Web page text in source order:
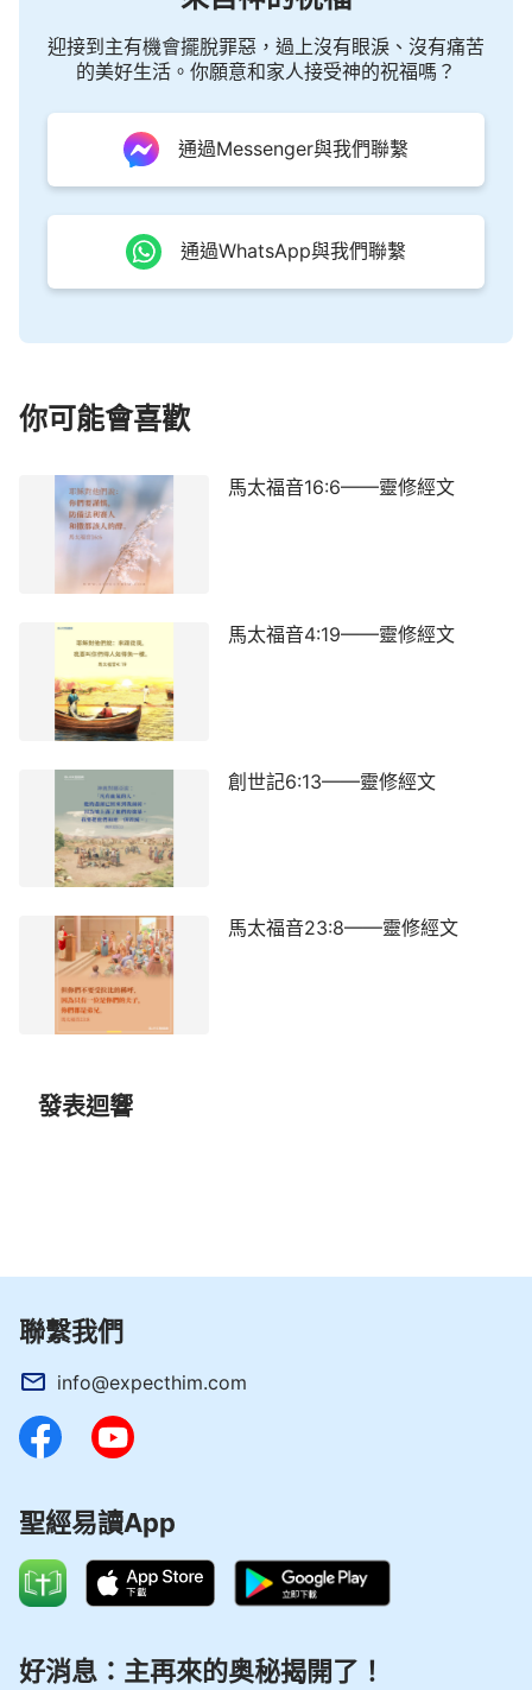
迎接到主有機會擺脫罪惡，過上沒有眼淚、沒有痛苦
的美好生活。你願意和家人接受神的祝福嗎？
通過Messenger與我們聯繫
通過WhatsApp與我們聯繫
你可能會喜歡
馬太福音16:6——靈修經文
馬太福音4:19——靈修經文
創世記6:13——靈修經文
馬太福音23:8——靈修經文
發表迴響
聯繫我們
info@expecthim.com
聖經易讀App
好消息：主再來的奥秘揭開了！